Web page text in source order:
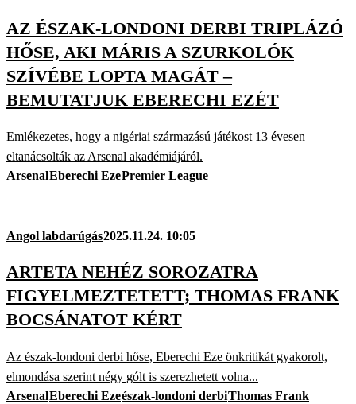
AZ ÉSZAK-LONDONI DERBI TRIPLÁZÓ
HŐSE, AKI MÁRIS A SZURKOLÓK
SZÍVÉBE LOPTA MAGÁT –
BEMUTATJUK EBERECHI EZÉT
Emlékezetes, hogy a nigériai származású játékost 13 évesen
eltanácsolták az Arsenal akadémiájáról.
ArsenalEberechi EzePremier League
Angol labdarúgás2025.11.24. 10:05
ARTETA NEHÉZ SOROZATRA
FIGYELMEZTETETT; THOMAS FRANK
BOCSÁNATOT KÉRT
Az észak-londoni derbi hőse, Eberechi Eze önkritikát gyakorolt,
elmondása szerint négy gólt is szerezhetett volna...
ArsenalEberechi Ezeészak-londoni derbiThomas Frank